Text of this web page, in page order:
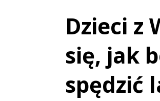
Dzieci z
się, jak
spędzić